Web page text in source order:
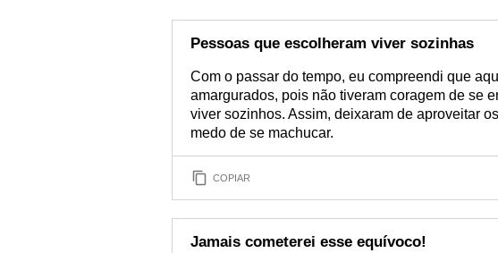
Pessoas que escolheram viver sozinhas
Com o passar do tempo, eu compreendi que
amargurados, pois não tiveram coragem de se
viver sozinhos. Assim, deixaram de aproveitar
medo de se machucar.
COPIAR
Jamais cometerei esse equívoco!